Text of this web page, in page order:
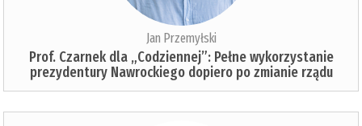
Jan Przemyłski
Prof. Czarnek dla „Codziennej”: Pełne wykorzystanie
prezydentury Nawrockiego dopiero po zmianie rządu